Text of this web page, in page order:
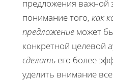
предложения важной
понимание того, как
предложение может
конкретной целевой
сделать его более
уделить внимание